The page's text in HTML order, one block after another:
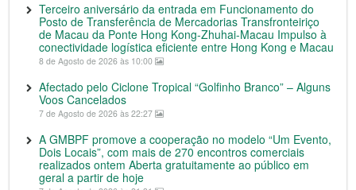
Terceiro aniversário da entrada em Funcionamento do
Posto de Transferência de Mercadorias Transfronteiriço
de Macau da Ponte Hong Kong-Zhuhai-Macau Impulso à
conectividade logística eficiente entre Hong Kong e Macau
8 de Agosto de 2026 às 10:00
Afectado pelo Ciclone Tropical “Golfinho Branco” – Alguns
Voos Cancelados
7 de Agosto de 2026 às 22:27
A GMBPF promove a cooperação no modelo “Um Evento,
Dois Locais”, com mais de 270 encontros comerciais
realizados ontem Aberta gratuitamente ao público em
geral a partir de hoje